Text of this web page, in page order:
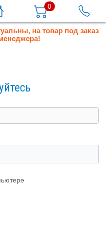
0
на товар под заказ